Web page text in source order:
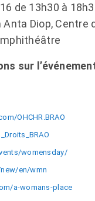
de 13h30 à
Diop, Centre
sur
OHCHR.BRAO
womensday/
en/wmn
a-womans-place